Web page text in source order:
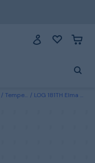
Temperaturloggers LOG 181TH Elma Datalogger temperatur & fukt, PDF, USB